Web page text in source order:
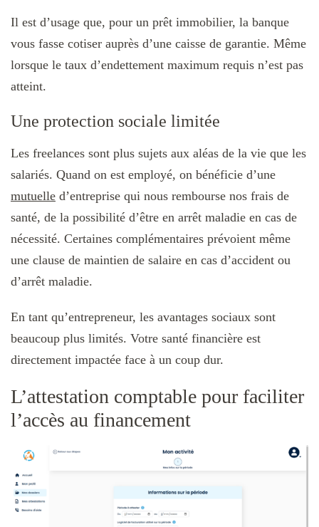
Il est d’usage que, pour un prêt immobilier, la banque
vous fasse cotiser auprès d’une caisse de garantie. Même
lorsque le taux d’endettement maximum requis n’est pas
atteint.
Une protection sociale limitée
Les freelances sont plus sujets aux aléas de la vie que les
salariés. Quand on est employé, on bénéficie d’une
mutuelle d’entreprise qui nous rembourse nos frais de
santé, de la possibilité d’être en arrêt maladie en cas de
nécessité. Certaines complémentaires prévoient même
une clause de maintien de salaire en cas d’accident ou
d’arrêt maladie.
En tant qu’entrepreneur, les avantages sociaux sont
beaucoup plus limités. Votre santé financière est
directement impactée face à un coup dur.
L’attestation comptable pour faciliter
l’accès au financement